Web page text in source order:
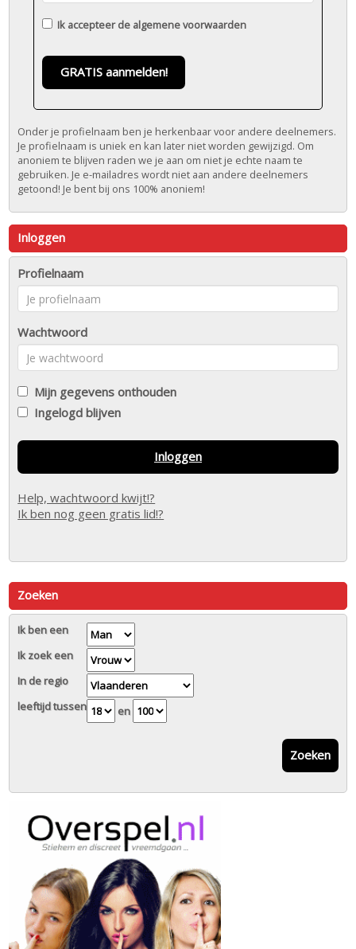
Ik accepteer de algemene voorwaarden
GRATIS aanmelden!
Onder je profielnaam ben je herkenbaar voor andere deelnemers.
Je profielnaam is uniek en kan later niet worden gewijzigd. Om
anoniem te blijven raden we je aan om niet je echte naam te
gebruiken. Je e-mailadres wordt niet aan andere deelnemers
getoond! Je bent bij ons 100% anoniem!
Inloggen
Profielnaam
Wachtwoord
Mijn gegevens onthouden
Ingelogd blijven
Inloggen
Help, wachtwoord kwijt!?
Ik ben nog geen gratis lid!?
Zoeken
Ik ben een
Ik zoek een
In de regio
leeftijd tussen
en
Zoeken